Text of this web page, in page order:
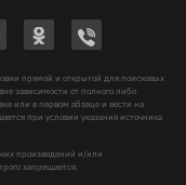
прямой и открытой для поисковых
зависимости от полного либо
или в первом абзаце и вести на
при условии указания источника
произведений и/или
запрещается.